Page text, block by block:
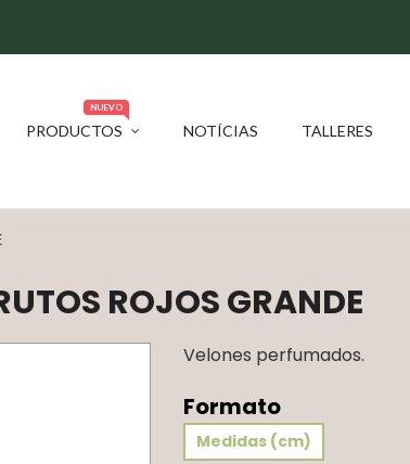
PRODUCTOS
NUEVO
NOTÍCIAS TALLERES
ROJOS GRANDE
Velones perfumados.
Formato
Medidas (cm)